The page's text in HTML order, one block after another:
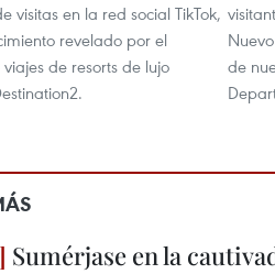
visitas en la red social TikTok,
revelado por el
de resorts de lujo
de
Sumérjase en la